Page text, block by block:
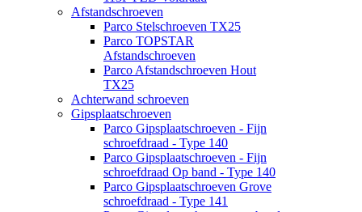
Afstandschroeven
Parco Stelschroeven TX25
Parco TOPSTAR
Afstandschroeven
Parco Afstandschroeven Hout
TX25
Achterwand schroeven
Gipsplaatschroeven
Parco Gipsplaatschroeven - Fijn
schroefdraad - Type 140
Parco Gipsplaatschroeven - Fijn
schroefdraad Op band - Type 140
Parco Gipsplaatschroeven Grove
schroefdraad - Type 141